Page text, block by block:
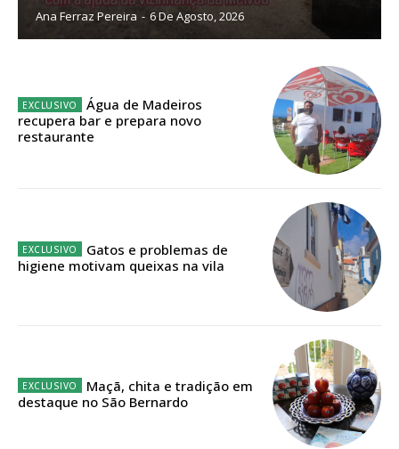
Sendo assinante terá acesso a todos os conteúdos exclusivos e versões
12 meses
Edição em papel entregue à Quinta-feira em sua
Acesso ao conteúdo online
Acesso aos conteúdos Exclusivos para
Ana Ferraz Pereira - 6 De Agosto, 2026
Água de Madeiros
recupera bar e prepara novo
restaurante
Gatos e problemas de
higiene motivam queixas na vila
Maçã, chita e tradição em
destaque no São Bernardo